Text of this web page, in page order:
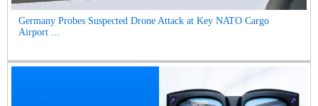
Germany Probes Suspected Drone Attack at Key NATO Cargo
Airport ...